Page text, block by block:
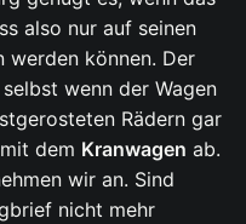
also nur auf seinen
werden können. Der
wenn der Wagen
Rädern gar
dem Kranwagen ab.
wir an. Sind
nicht mehr